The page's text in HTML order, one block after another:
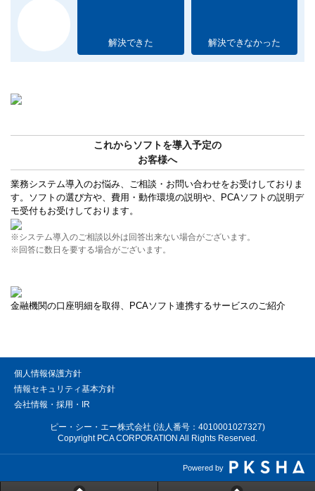
解決できた 解決できなかった
これからソフトを導入予定の
お客様へ
業務システム導入のお悩み、ご相談・お問い合わせをお受けしておりま
す。ソフトの選び方や、費用・動作環境の説明や、PCAソフトの説明デ
モ受付もお受けしております。
※システム導入のご相談以外は回答出来ない場合がございます。
※回答に数日を要する場合がございます。
金融機関の口座明細を取得、PCAソフト連携するサービスのご紹介
個人情報保護方針
情報セキュリティ基本方針
会社情報・採用・IR
ピー・シー・エー株式会社 (法人番号：4010001027327)
Copyright PCA CORPORATION All Rights Reserved.
Powered by